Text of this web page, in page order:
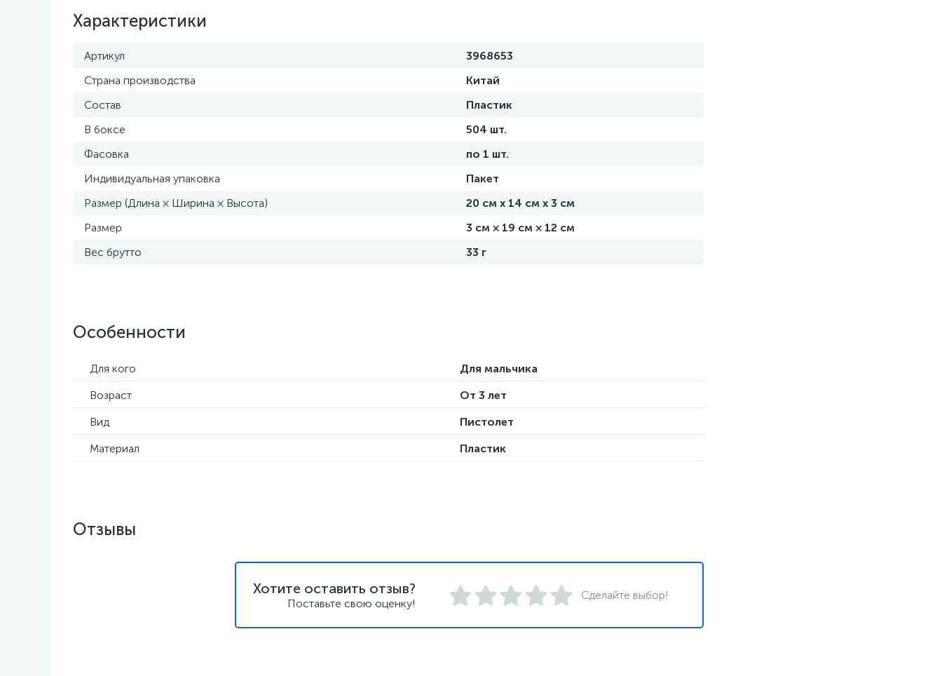
Характеристики
Артикул
3968653
Страна производства
Китай
Состав
Пластик
В боксе
504 шт.
Фасовка
по 1 шт.
Индивидуальная упаковка
Пакет
Размер (Длина × Ширина × Высота)
20 см х 14 см х 3 см
Размер
3 см × 19 см × 12 см
Вес брутто
33 г
Особенности
Для кого
Для мальчика
Возраст
От 3 лет
Вид
Пистолет
Материал
Пластик
Отзывы
Хотите оставить отзыв?
Поставьте свою оценку!
Сделайте выбор!